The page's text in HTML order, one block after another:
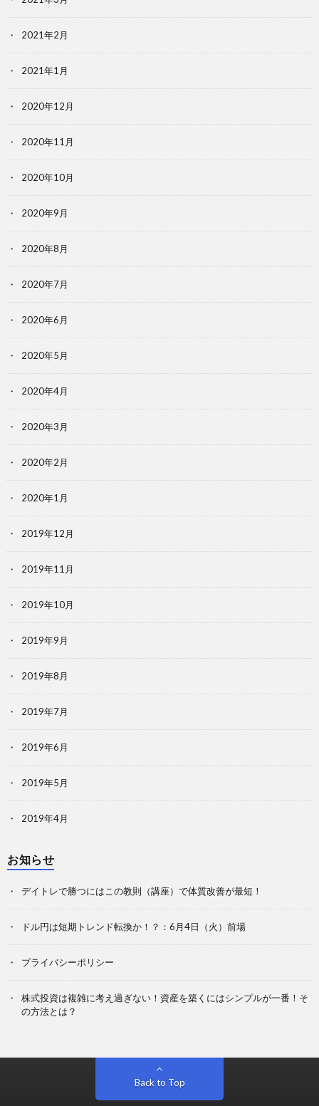
2021年2月
2021年1月
2020年12月
2020年11月
2020年10月
2020年9月
2020年8月
2020年7月
2020年6月
2020年5月
2020年4月
2020年3月
2020年2月
2020年1月
2019年12月
2019年11月
2019年10月
2019年9月
2019年8月
2019年7月
2019年6月
2019年5月
2019年4月
お知らせ
デイトレで勝つにはこの教則（講座）で体質改善が最短！
ドル円は短期トレンド転換か！？：6月4日（火）前場
プライバシーポリシー
株式投資は複雑に考え過ぎない！資産を築くにはシンプルが一番！そ
の方法とは？
Back to Top